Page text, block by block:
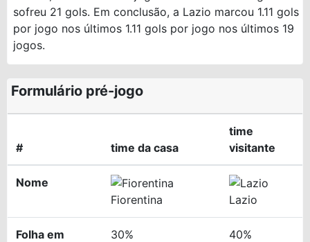
sofreu 21 gols. Em conclusão, a Lazio marcou 1.11 gols
por jogo nos últimos 1.11 gols por jogo nos últimos 19
jogos.
Formulário pré-jogo
# time da casa
time
visitante
Nome
Fiorentina
Lazio
Folha em
30% 40%